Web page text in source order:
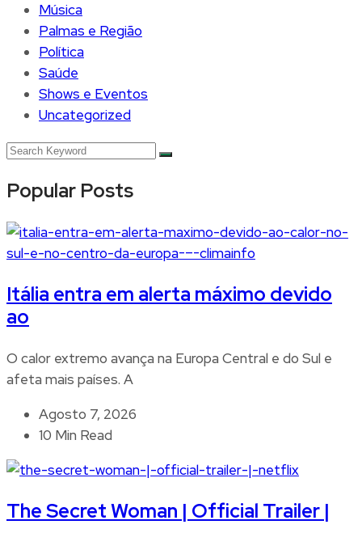
Música
Palmas e Região
Política
Saúde
Shows e Eventos
Uncategorized
Popular Posts
Itália entra em alerta máximo devido
ao
O calor extremo avança na Europa Central e do Sul e
afeta mais países. A
Agosto 7, 2026
10 Min Read
The Secret Woman | Official Trailer |